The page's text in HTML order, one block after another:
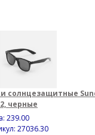
солнцезащитные
черные
239.00
27036.30